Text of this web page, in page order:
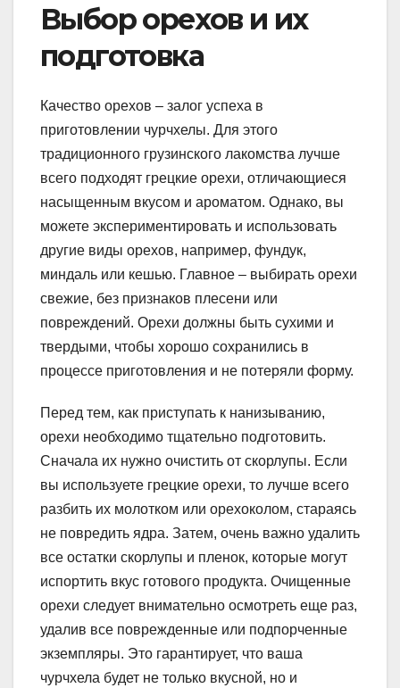
Выбор орехов и их
подготовка
Качество орехов – залог успеха в
приготовлении чурчхелы. Для этого
традиционного грузинского лакомства лучше
всего подходят грецкие орехи, отличающиеся
насыщенным вкусом и ароматом. Однако, вы
можете экспериментировать и использовать
другие виды орехов, например, фундук,
миндаль или кешью. Главное – выбирать орехи
свежие, без признаков плесени или
повреждений. Орехи должны быть сухими и
твердыми, чтобы хорошо сохранились в
процессе приготовления и не потеряли форму.
Перед тем, как приступать к нанизыванию,
орехи необходимо тщательно подготовить.
Сначала их нужно очистить от скорлупы. Если
вы используете грецкие орехи, то лучше всего
разбить их молотком или орехоколом, стараясь
не повредить ядра. Затем, очень важно удалить
все остатки скорлупы и пленок, которые могут
испортить вкус готового продукта. Очищенные
орехи следует внимательно осмотреть еще раз,
удалив все поврежденные или подпорченные
экземпляры. Это гарантирует, что ваша
чурчхела будет не только вкусной, но и